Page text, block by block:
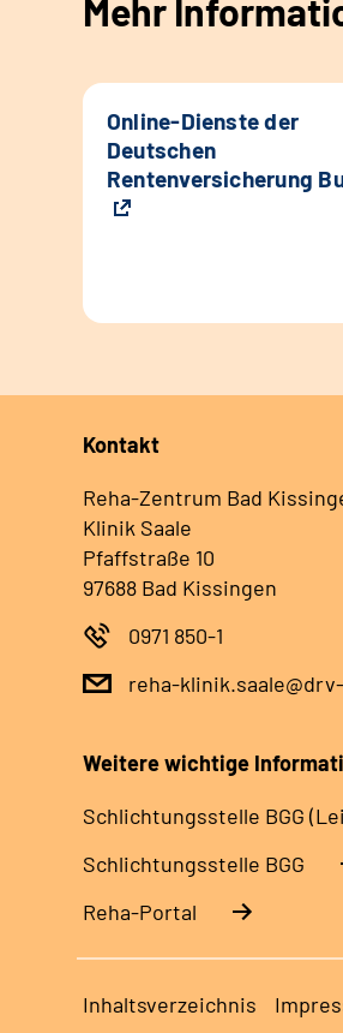
Mehr
Online-Dienste der
Deutschen
Rentenversicherung
Kontakt
Reha-Zentrum Bad
Klinik Saale
Pfaffstraße 10
97688 Bad Kissingen
0971 850-1
reha-
Weitere wichtige
Schlich­tungs­stel­le BGG
Schlich­tungs­stel­le BGG
Reha-Portal
Inhaltsverzeichnis